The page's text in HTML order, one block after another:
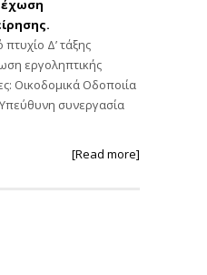
πτυχίο Δ’ τάξης
εργοληπτικής
Οικοδομικά Οδοποιία
συνεργασία
[Read more]